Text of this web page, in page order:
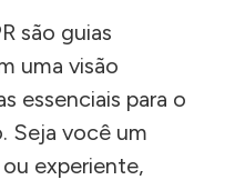
são guias
uma visão
essenciais para o
Seja você um
experiente,